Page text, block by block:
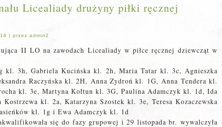
Licealiady drużyny piłki ręcznej
| przez admin2
II LO na zawodach Licealiady w piłce ręcznej dziewcząt w
kl. 3h, Gabriela Kucińska kl. 2h, Maria Tatar kl. 3c, Agnieszka
Raczyńska kl. 2H, Anna Zydroń kl. 1G, Anna Tendera kl.
kl. 3e, Martyna Kołtun kl. 3G, Paulina Adamczyk kl. 1d, Ida
kl. 2a, Katarzyna Szostek kl. 3e, Teresa Kozaczewska
kl. 1g i Ewa Adamczyk kl. 1d
się do fazy grupowej i 29 listopada br. wywalczyła